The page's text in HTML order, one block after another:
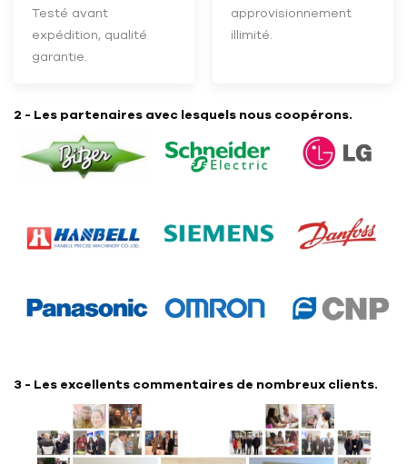
Testé avant
expédition, qualité
garantie.
approvisionnement
illimité.
2 - Les partenaires avec lesquels nous coopérons.
3 - Les excellents commentaires de nombreux clients.